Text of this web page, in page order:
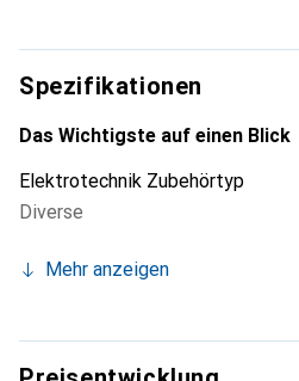
Spezifikationen
Das Wichtigste auf einen Blick
Elektrotechnik Zubehörtyp
Diverse
Mehr anzeigen